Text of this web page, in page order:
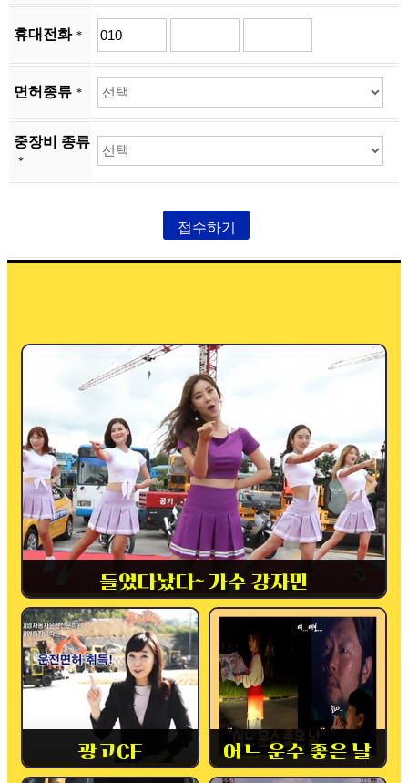
휴대전화 *
면허종류 *
중장비 종류
*
접수하기
들었다놨다~ 가수 강자민
광고CF 어느 운수 좋은 날